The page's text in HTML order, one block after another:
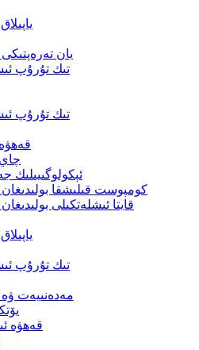
يان
تىك تۇرۇپ
تىك تۇرۇپ
چاي
ئېكولوگىيىلىك
كومپوست قىلىشقا
قايتا ئىشلەتكىلى
تىك تۇرۇپ
مەدەنىيەت ۋە
قەھۋە